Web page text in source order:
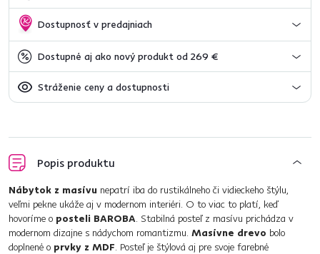
Dostupnosť v predajniach
Dostupné aj ako nový produkt od 269 €
Stráženie ceny a dostupnosti
Popis produktu
Nábytok z masívu nepatrí iba do rustikálneho či vidieckeho štýlu,
veľmi pekne ukáže aj v modernom interiéri. O to viac to platí, keď
hovoríme o posteli BAROBA. Stabilná posteľ z masívu prichádza v
modernom dizajne s nádychom romantizmu. Masívne drevo bolo
doplnené o prvky z MDF. Posteľ je štýlová aj pre svoje farebné